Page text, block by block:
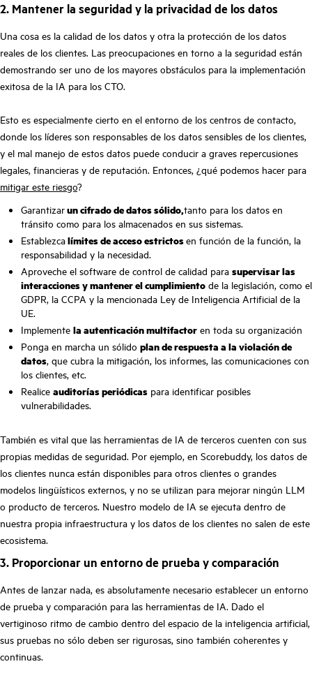
2. Mantener la seguridad y la privacidad de los datos
Una cosa es la calidad de los datos y otra la protección de los datos
reales de los clientes. Las preocupaciones en torno a la seguridad están
demostrando ser uno de los mayores obstáculos para la implementación
exitosa de la IA para los CTO.
Esto es especialmente cierto en el entorno de los centros de contacto,
donde los líderes son responsables de los datos sensibles de los clientes,
y el mal manejo de estos datos puede conducir a graves repercusiones
legales, financieras y de reputación. Entonces, ¿qué podemos hacer para
mitigar este riesgo?
Garantizarun cifrado de datos sólido,tanto para los datos en
tránsito como para los almacenados en sus sistemas.
Establezcalímites de acceso estrictosen función de la función, la
responsabilidad y la necesidad.
Aproveche el software de control de calidad para supervisar las
interacciones y mantener el cumplimiento de la legislación, como el
GDPR, la CCPA y la mencionada Ley de Inteligencia Artificial de la
UE.
Implemente la autenticación multifactor en toda su organización
Ponga en marcha un sólido plan de respuesta a la violación de
datos, que cubra la mitigación, los informes, las comunicaciones con
los clientes, etc.
Realice auditorías periódicas para identificar posibles
vulnerabilidades.
También es vital que las herramientas de IA de terceros cuenten con sus
propias medidas de seguridad. Por ejemplo, en Scorebuddy, los datos de
los clientes nunca están disponibles para otros clientes o grandes
modelos lingüísticos externos, y no se utilizan para mejorar ningún LLM
o producto de terceros. Nuestro modelo de IA se ejecuta dentro de
nuestra propia infraestructura y los datos de los clientes no salen de este
ecosistema.
3. Proporcionar un entorno de prueba y comparación
Antes de lanzar nada, es absolutamente necesario establecer un entorno
de prueba y comparación para las herramientas de IA. Dado el
vertiginoso ritmo de cambio dentro del espacio de la inteligencia artificial,
sus pruebas no sólo deben ser rigurosas, sino también coherentes y
continuas.